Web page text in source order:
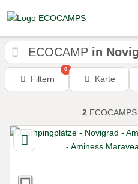
ECOCAMP in
Filtern
0
Karte
2 ECOCAMPS